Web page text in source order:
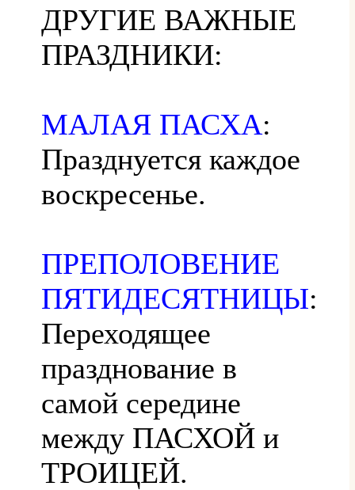
ДРУГИЕ ВАЖНЫЕ
ПРАЗДНИКИ:
МАЛАЯ ПАСХА:
Празднуется каждое
воскресенье.
ПРЕПОЛОВЕНИЕ
ПЯТИДЕСЯТНИЦЫ:
Переходящее
празднование в
самой середине
между ПАСХОЙ и
ТРОИЦЕЙ.